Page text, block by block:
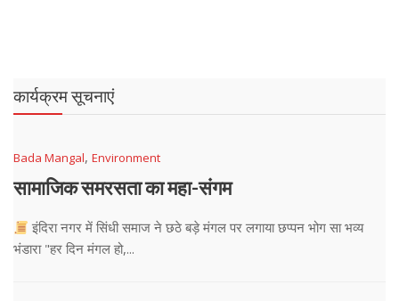
कार्यक्रम सूचनाएं
Bada Mangal, Environment
सामाजिक समरसता का महा-संगम
इंदिरा नगर में सिंधी समाज ने छठे बड़े मंगल पर लगाया छप्पन भोग सा भव्य
भंडारा "हर दिन मंगल हो,...